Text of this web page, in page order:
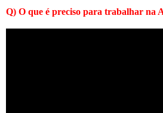
Q) O que é preciso para trabalhar na